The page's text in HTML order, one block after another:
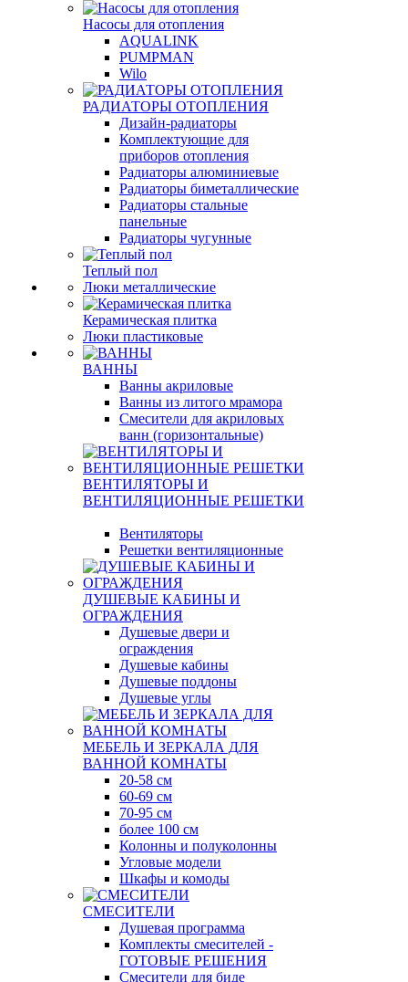
Насосы для отопления
AQUALINK
PUMPMAN
Wilo
РАДИАТОРЫ ОТОПЛЕНИЯ
Дизайн-радиаторы
Комплектующие для
приборов отопления
Радиаторы алюминиевые
Радиаторы биметаллические
Радиаторы стальные
панельные
Радиаторы чугунные
Теплый пол
Люки металлические
Керамическая плитка
Люки пластиковые
ВАННЫ
Ванны акриловые
Ванны из литого мрамора
Смесители для акриловых
ванн (горизонтальные)
ВЕНТИЛЯТОРЫ И
ВЕНТИЛЯЦИОННЫЕ РЕШЕТКИ
Вентиляторы
Решетки вентиляционные
ДУШЕВЫЕ КАБИНЫ И
ОГРАЖДЕНИЯ
Душевые двери и
ограждения
Душевые кабины
Душевые поддоны
Душевые углы
МЕБЕЛЬ И ЗЕРКАЛА ДЛЯ
ВАННОЙ КОМНАТЫ
20-58 см
60-69 см
70-95 см
более 100 см
Колонны и полуколонны
Угловые модели
Шкафы и комоды
СМЕСИТЕЛИ
Душевая программа
Комплекты смесителей -
ГОТОВЫЕ РЕШЕНИЯ
Смесители для биде